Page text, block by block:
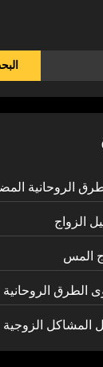
الروحانية
الزواج
المس
الطرق الروحانية
المشاكل الزوجية